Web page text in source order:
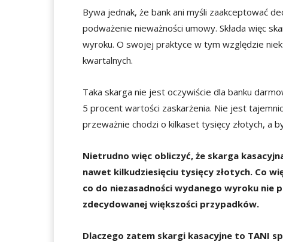
Bywa jednak, że bank ani myśli zaakceptować
podważenie nieważności umowy. Składa więc
wyroku. O swojej praktyce w tym względzie
kwartalnych.
Taka skarga nie jest oczywiście dla banku
5 procent wartości zaskarżenia. Nie jest
przeważnie chodzi o kilkaset tysięcy złotych, a
Nietrudno więc obliczyć, że skarga
nawet kilkudziesięciu tysięcy złotych. Co
co do niezasadności wydanego wyroku nie
zdecydowanej większości przypadków.
Dlaczego zatem skargi kasacyjne to TANI